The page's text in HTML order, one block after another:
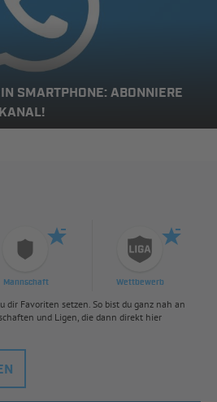
SMARTPHONE: ABONNIERE
Mannschaft Wettbewerb
dir Favoriten setzen. So bist du ganz nah an
und Ligen, die dann direkt hier